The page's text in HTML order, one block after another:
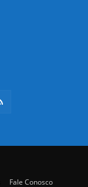
Fale Conosco